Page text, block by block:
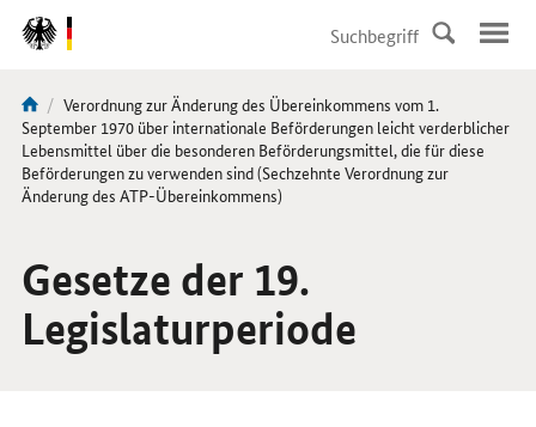
DirektZu:
Navigation
Sie
sind
hier:
Aktuelle
Seite:
Verordnung zur Änderung des Übereinkommens vom 1.
September 1970 über internationale Beförderungen leicht verderblicher
Lebensmittel über die besonderen Beförderungsmittel, die für diese
Beförderungen zu verwenden sind (Sechzehnte Verordnung zur
Änderung des ATP-Übereinkommens)
Gesetze der 19.
Legislaturperiode